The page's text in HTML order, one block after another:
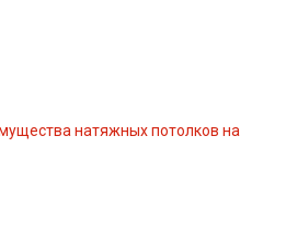
натяжных потолков на